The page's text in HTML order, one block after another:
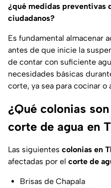
¿qué medidas preventivas
ciudadanos?
Es fundamental almacenar
antes de que inicie la
de contar con suficiente
necesidades básicas
corte, ya sea para cocinar o
¿Qué colonias
corte de agua en
Las siguientes colonias en
afectadas por el corte de
Brisas de Chapala